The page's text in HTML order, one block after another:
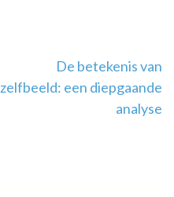
De betekenis van
zelfbeeld: een diepgaande
analyse